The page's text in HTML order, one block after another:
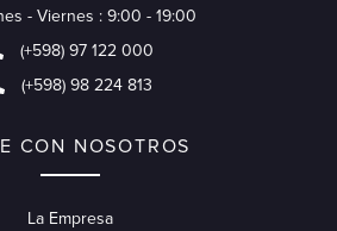
- Viernes : 9:00 - 19:00
(+598) 97 122 000
(+598) 98 224 813
CON NOSOTROS
La Empresa